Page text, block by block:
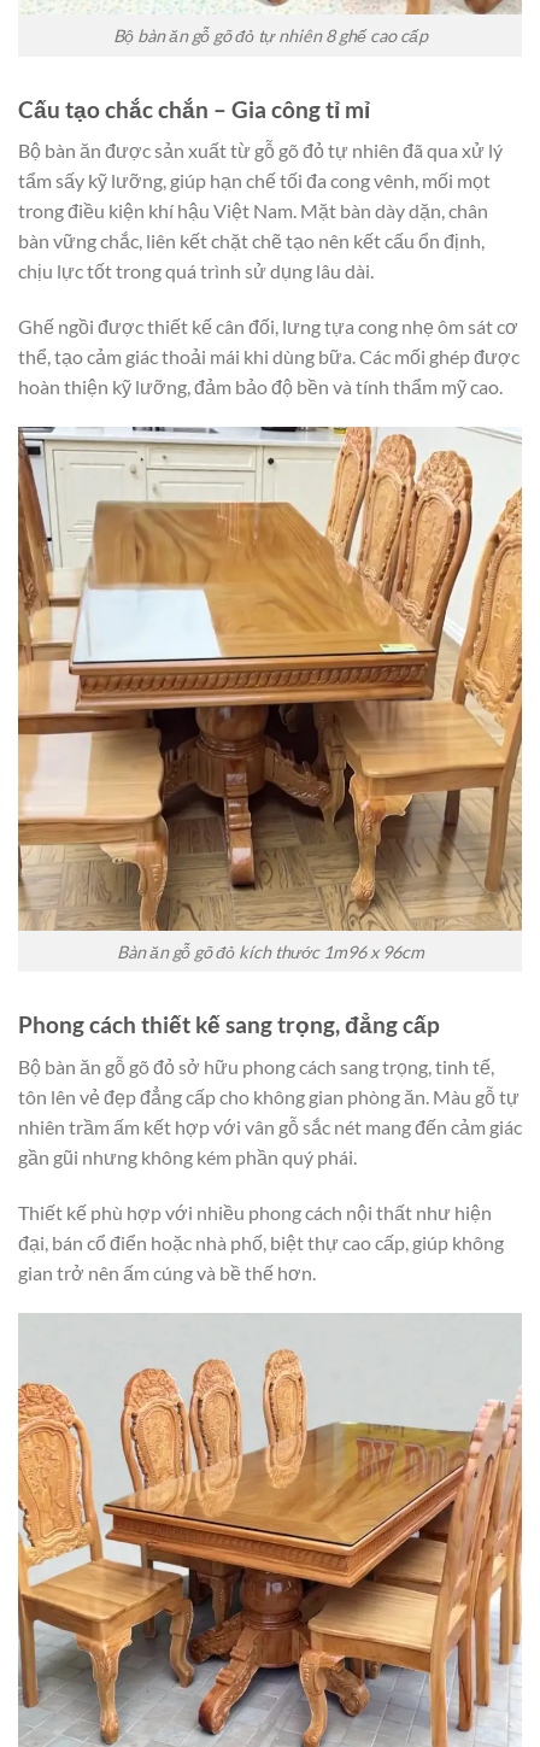
Bộ bàn ăn gỗ gõ đỏ tự nhiên 8 ghế cao cấp
Cấu tạo chắc chắn – Gia công tỉ mỉ
Bộ bàn ăn được sản xuất từ gỗ gõ đỏ tự nhiên đã qua xử lý
tẩm sấy kỹ lưỡng, giúp hạn chế tối đa cong vênh, mối mọt
trong điều kiện khí hậu Việt Nam. Mặt bàn dày dặn, chân
bàn vững chắc, liên kết chặt chẽ tạo nên kết cấu ổn định,
chịu lực tốt trong quá trình sử dụng lâu dài.
Ghế ngồi được thiết kế cân đối, lưng tựa cong nhẹ ôm sát cơ
thể, tạo cảm giác thoải mái khi dùng bữa. Các mối ghép được
hoàn thiện kỹ lưỡng, đảm bảo độ bền và tính thẩm mỹ cao.
Bàn ăn gỗ gõ đỏ kích thước 1m96 x 96cm
Phong cách thiết kế sang trọng, đẳng cấp
Bộ bàn ăn gỗ gõ đỏ sở hữu phong cách sang trọng, tinh tế,
tôn lên vẻ đẹp đẳng cấp cho không gian phòng ăn. Màu gỗ tự
nhiên trầm ấm kết hợp với vân gỗ sắc nét mang đến cảm giác
gần gũi nhưng không kém phần quý phái.
Thiết kế phù hợp với nhiều phong cách nội thất như hiện
đại, bán cổ điển hoặc nhà phố, biệt thự cao cấp, giúp không
gian trở nên ấm cúng và bề thế hơn.